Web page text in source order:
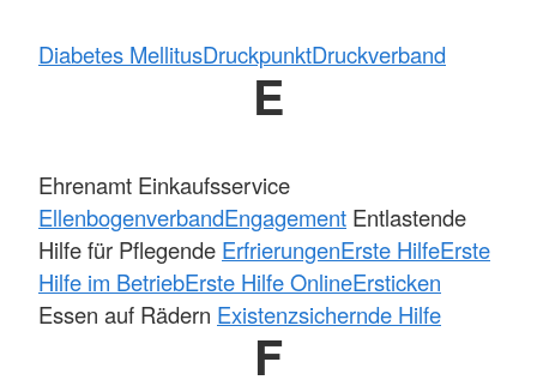
Diabetes MellitusDruckpunktDruckverband
E
Ehrenamt Einkaufsservice
EllenbogenverbandEngagement Entlastende
Hilfe für Pflegende ErfrierungenErste HilfeErste
Hilfe im BetriebErste Hilfe OnlineErsticken
Essen auf Rädern Existenzsichernde Hilfe
F